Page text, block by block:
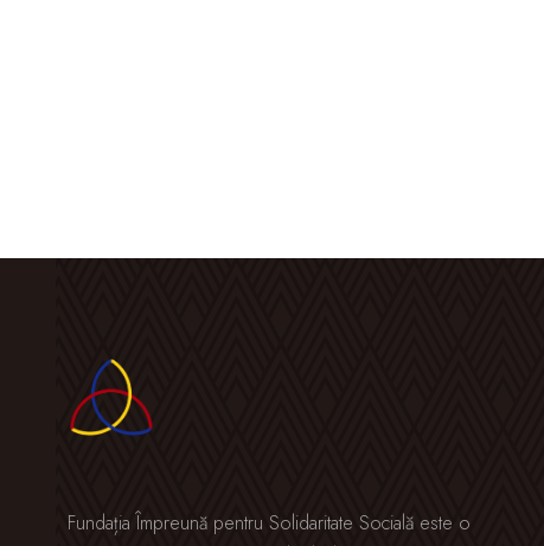
Fundația Împreună pentru Solidaritate Socială este o